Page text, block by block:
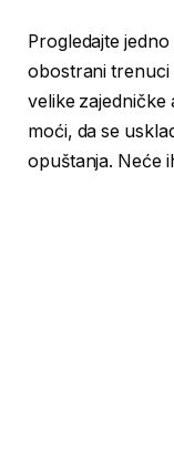
Progledajte
obostrani trenuci
velike zajedničke
moći, da se
opuštanja. Neće